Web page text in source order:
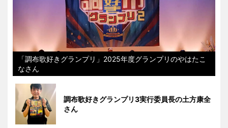
「調布歌好きグランプリ」2025年度グランプリのやはたこ
なさん
調布歌好きグランプリ3実行委員長の土方康全
さん